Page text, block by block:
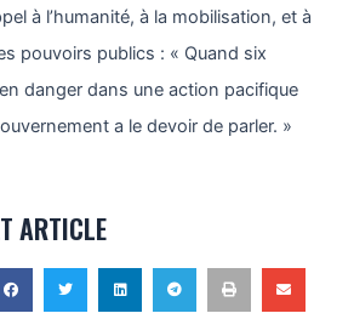
à l’humanité, à la mobilisation, et à
pouvoirs publics : « Quand six
danger dans une action pacifique
a le devoir de parler. »
ARTICLE